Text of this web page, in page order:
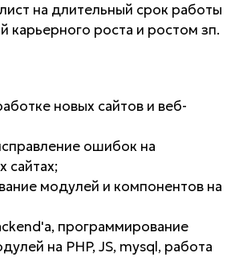
на длительный срок работы
карьерного роста и ростом зп.
новых сайтов и веб-
ошибок на
сайтах;
модулей и компонентов на
программирование
на PHP, JS, mysql, работа